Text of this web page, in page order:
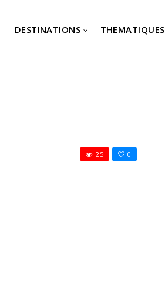
DESTINATIONS THEMATIQUES
0
25